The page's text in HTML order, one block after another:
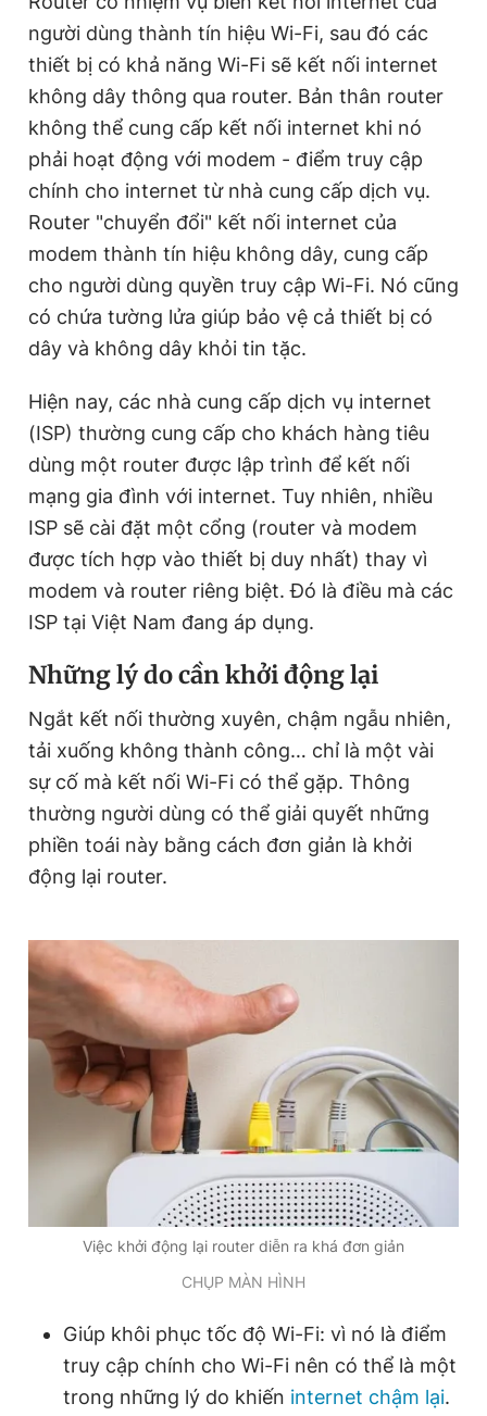
Giấy phép xuất bản số 110/GP - BTTTT cấp ngày 24.3.2020
© 2003-2026 Bản quyền thuộc về Báo Thanh Niên. Cấm sao
chép dưới mọi hình thức nếu không có sự chấp thuận bằng văn
bản. Phát triển bởi ePi Technologies, JSC.
người dùng thành tín hiệu Wi-Fi, sau đó các
thiết bị có khả năng Wi-Fi sẽ kết nối internet
không dây thông qua router. Bản thân router
không thể cung cấp kết nối internet khi nó
phải hoạt động với modem - điểm truy cập
chính cho internet từ nhà cung cấp dịch vụ.
Router "chuyển đổi" kết nối internet của
modem thành tín hiệu không dây, cung cấp
cho người dùng quyền truy cập Wi-Fi. Nó cũng
có chứa tường lửa giúp bảo vệ cả thiết bị có
dây và không dây khỏi tin tặc.
Hiện nay, các nhà cung cấp dịch vụ internet
(ISP) thường cung cấp cho khách hàng tiêu
dùng một router được lập trình để kết nối
mạng gia đình với internet. Tuy nhiên, nhiều
ISP sẽ cài đặt một cổng (router và modem
được tích hợp vào thiết bị duy nhất) thay vì
modem và router riêng biệt. Đó là điều mà các
ISP tại Việt Nam đang áp dụng.
Những lý do cần khởi động lại
Ngắt kết nối thường xuyên, chậm ngẫu nhiên,
tải xuống không thành công… chỉ là một vài
sự cố mà kết nối Wi-Fi có thể gặp. Thông
thường người dùng có thể giải quyết những
phiền toái này bằng cách đơn giản là khởi
động lại router.
Việc khởi động lại router diễn ra khá đơn giản
CHỤP MÀN HÌNH
Giúp khôi phục tốc độ Wi-Fi: vì nó là điểm
truy cập chính cho Wi-Fi nên có thể là một
trong những lý do khiến internet chậm lại.